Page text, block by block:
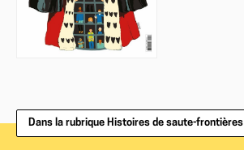
Dans la rubrique Histoires de saute-frontières